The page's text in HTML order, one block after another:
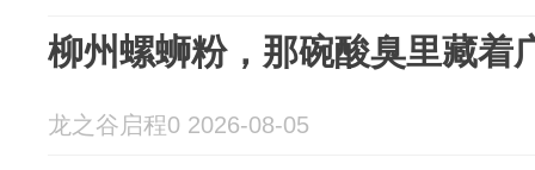
柳州螺蛳粉，那碗酸臭里藏着
龙之谷启程0 2026-08-05